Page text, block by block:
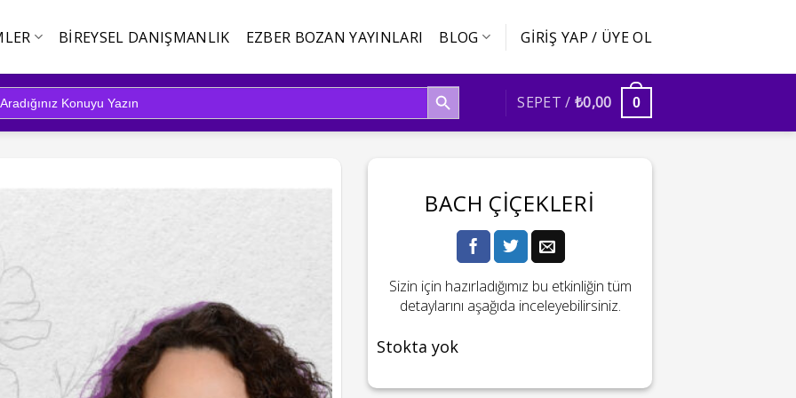
BIREYSEL DANIŞMANLIK EZBER BOZAN YAYINLARI BLOG GIRIŞ YAP / ÜYE OL
SEARCH BUTTON
SEPET / ₺0,00 0
BACH ÇIÇEKLERI
Sizin için hazırladığımız bu etkinliğin tüm
detaylarını aşağıda inceleyebilirsiniz.
Stokta yok